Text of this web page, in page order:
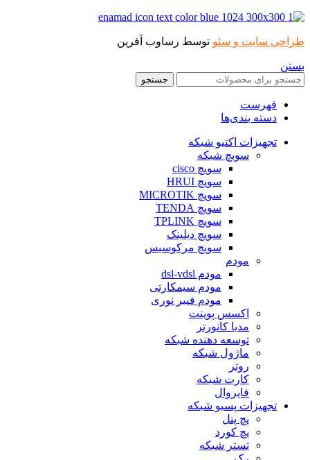
طراحی سایت و سئو توسط رساوب آفرین
بستن
جستجو
فهرست
دسته بندی‌ها
تجهیزات اکتیو شبکه
سویچ شبکه
سویچ cisco
سویچ HRUI
سویچ MICROTIK
سویچ TENDA
سویچ TPLINK
سویچ دیلینک
سویچ مرکوسیس
مودم
مودم dsl-vdsl
مودم سیمکارتی
مودم فیبر نوری
اکسس پوینت
مدیا کانورتر
توسعه دهنده شبکه
ماژول شبکه
روتر
کارت شبکه
فایروال
تجهیزات پسیو شبکه
پچ پنل
پچ کورد
تستر شبکه